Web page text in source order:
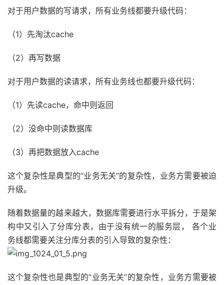
对于用户数据的写请求，所有业务线都要升级代码：
（1）先淘汰cache
（2）再写数据
对于用户数据的读请求，所有业务线也都要升级代码：
（1）先读cache，命中则返回
（2）没命中则读数据库
（3）再把数据放入cache
这个复杂性是典型的“业务无关”的复杂性，业务方需要被迫
升级。
随着数据量的越来越大，数据库需要进行水平拆分，于是架
构中又引入了分库分表，由于没有统一的服务层， 各个业
务线都需要关注分库分表的引入导致的复杂性：
这个复杂性也是典型的“业务无关”的复杂性，业务方需要被